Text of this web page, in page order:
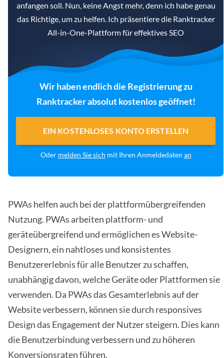
anfangen soll. Nun, keine Angst mehr, denn ich habe genau
das Richtige, um zu helfen. Ich präsentiere die Ranktracker
All-in-One-Plattform für effektives SEO
Wir haben endlich die Registrierung zu
Ranktracker absolut kostenlos geöffnet!
EIN KOSTENLOSES KONTO ERSTELLEN
Oder melden Sie sich mit Ihren Anmeldedaten an
PWAs helfen auch bei der plattformübergreifenden
Nutzung. PWAs arbeiten plattform- und
geräteübergreifend und ermöglichen es Website-
Designern, ein nahtloses und konsistentes
Benutzererlebnis für alle Benutzer zu schaffen,
unabhängig davon, welche Geräte oder Plattformen sie
verwenden. Da PWAs das Gesamterlebnis auf der
Website verbessern, können sie durch responsives
Design das Engagement der Nutzer steigern. Dies kann
die Benutzerbindung verbessern und zu höheren
Konversionsraten führen.